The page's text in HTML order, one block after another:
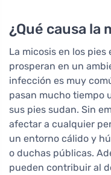
¿Qué causa la
La micosis en los
prosperan en un
infección es muy
pasan mucho tiempo
sus pies sudan. Sin
afectar a cualquier
un entorno cálido y
o duchas públicas.
pueden contribuir al